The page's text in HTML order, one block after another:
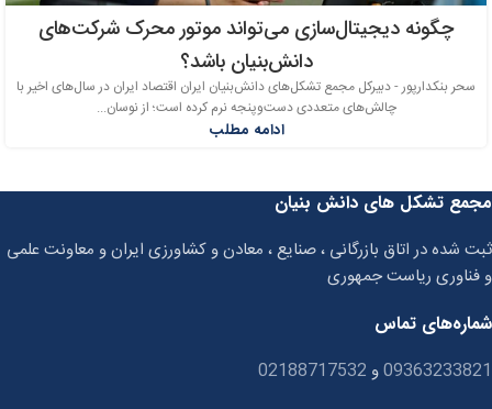
چگونه دیجیتال‌سازی می‌تواند موتور محرک شرکت‌های
دانش‌بنیان باشد؟
سحر بنکدارپور - دبیرکل مجمع تشکل‌های دانش‌بنیان ایران اقتصاد ایران در سال‌های اخیر با
چالش‌های متعددی دست‌وپنجه نرم کرده است؛ از نوسان...
ادامه مطلب
مجمع تشکل های دانش بنیان
ثبت شده در اتاق بازرگانی ، صنایع ، معادن و کشاورزی ایران و معاونت علمی
و فناوری ریاست جمهوری
شماره‌های تماس
09363233821و 02188717532